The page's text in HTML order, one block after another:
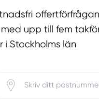
upp till fem
i Stockholms län